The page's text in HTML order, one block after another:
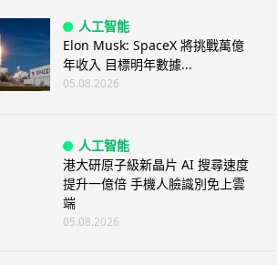
人工智能
Elon Musk: SpaceX 將挑戰萬億
年收入 目標明年數據...
05.08.2026
人工智能
港大研原子級新晶片 AI 搜尋速度
提升一億倍 手機人臉識別免上雲
端
05.08.2026